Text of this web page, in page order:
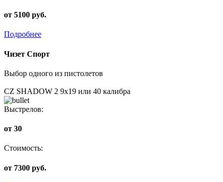
от 5100 руб.
Подробнее
Чизет Спорт
Выбор одного из пистолетов
CZ SHADOW 2 9х19 или 40 калибра
Выстрелов:
от 30
Стоимость:
от 7300 руб.